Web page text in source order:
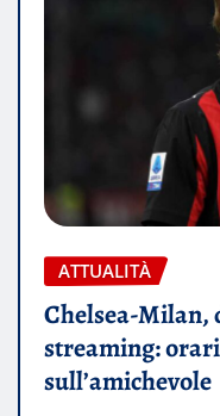
ATTUALITÀ
Chelsea-Milan,
streaming:
sull’amichevole